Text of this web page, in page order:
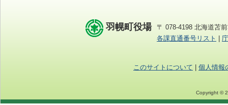
羽幌町役場
〒 078-4198 北海道苫
各課直通番号リスト
このサイトについて 個人情報
Copyright ©